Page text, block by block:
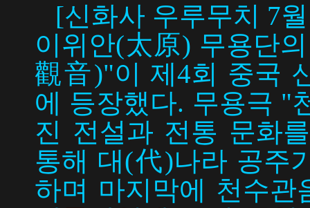
[신화사 우루무치 7
이위안(太原) 무용단
觀音)"이 제4회 중국
에 등장했다. 무용극 "
진 전설과 전통 문화
통해 대(代)나라 공주
하며 마지막에 천수관